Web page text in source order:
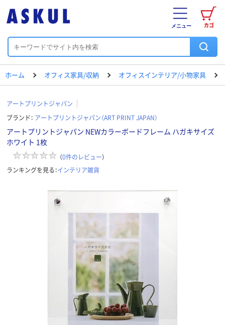
カゴ
メニュー
ホーム オフィス家具/収納 オフィスインテリア/小物家具
アートプリントジャパン
ブランド： アートプリントジャパン（ART PRINT JAPAN）
アートプリントジャパン NEWカラーボードフレーム ハガキサイズ
ホワイト 1枚
（0件のレビュー）
ランキングを見る：インテリア雑貨